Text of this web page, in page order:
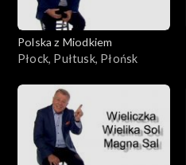
Polska z Miodkiem
Płock, Pułtusk, Płońsk